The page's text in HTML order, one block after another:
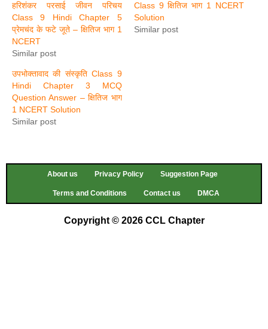
हरिशंकर परसाई जीवन परिचय
Class 9 Hindi Chapter 5
प्रेमचंद के फटे जूते – क्षितिज भाग 1
NCERT
Similar post
Class 9 क्षितिज भाग 1 NCERT
Solution
Similar post
उपभोक्तावाद की संस्कृति Class 9
Hindi Chapter 3 MCQ
Question Answer – क्षितिज भाग
1 NCERT Solution
Similar post
About us Privacy Policy Suggestion Page
Terms and Conditions Contact us DMCA
Copyright © 2026 CCL Chapter